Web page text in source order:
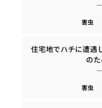
害虫
住宅地でハチに遭遇
の
害虫